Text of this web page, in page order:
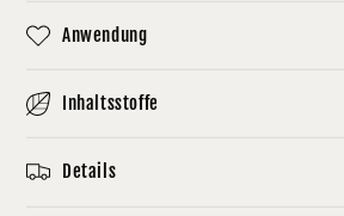
Anwendung
Inhaltsstoffe
Details